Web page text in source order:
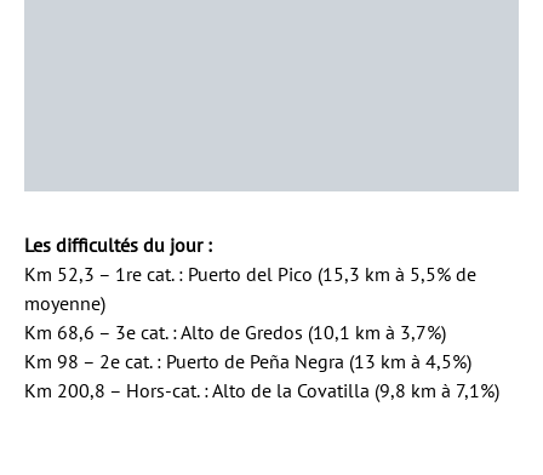
Les difficultés du jour :
Km 52,3 – 1re cat. : Puerto del Pico (15,3 km à 5,5% de
moyenne)
Km 68,6 – 3e cat. : Alto de Gredos (10,1 km à 3,7%)
Km 98 – 2e cat. : Puerto de Peña Negra (13 km à 4,5%)
Km 200,8 – Hors-cat. : Alto de la Covatilla (9,8 km à 7,1%)